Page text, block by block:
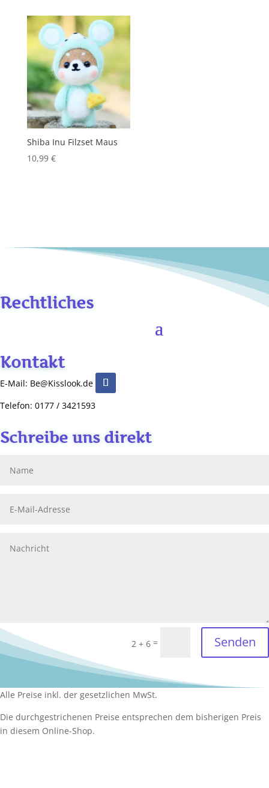
Shiba Inu Filzset Maus
10,99 €
Rechtliches
Kontakt
E-Mail: Be@Kisslook.de
Telefon: 0177 / 3421593
Schreibe uns direkt
2 + 6 = Senden
Alle Preise inkl. der gesetzlichen MwSt.
Die durchgestrichenen Preise entsprechen dem bisherigen Preis
in diesem Online-Shop.